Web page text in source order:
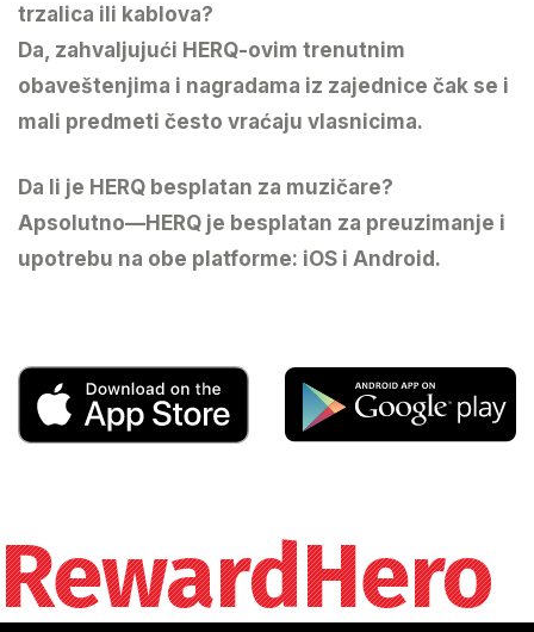
trzalica ili kablova?
Da, zahvaljujući HERQ-ovim trenutnim
obaveštenjima i nagradama iz zajednice čak se i
mali predmeti često vraćaju vlasnicima.
Da li je HERQ besplatan za muzičare?
Apsolutno—HERQ je besplatan za preuzimanje i
upotrebu na obe platforme: iOS i Android.
RewardHero